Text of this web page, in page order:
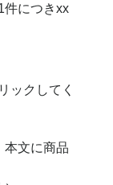
件につきxx
ックしてく
本文に商品